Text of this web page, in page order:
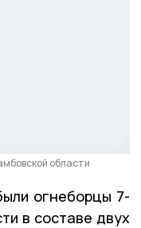
области
огнеборцы 7-
в составе двух